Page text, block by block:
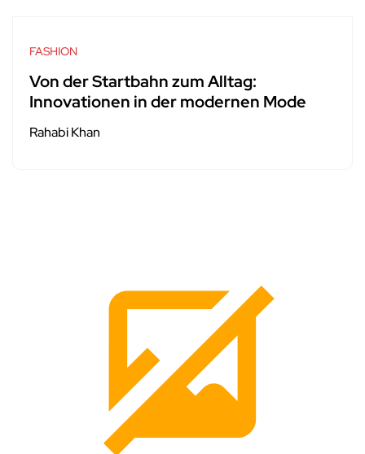
FASHION
Von der Startbahn zum Alltag:
Innovationen in der modernen Mode
Rahabi Khan